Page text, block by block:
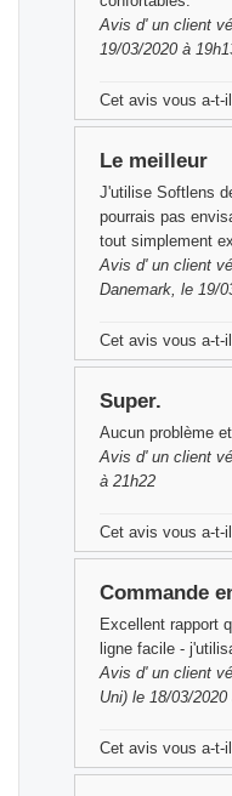
Avis d' un client
19/03/2020 à
Cet avis vous a-t-
Le meilleur
J'utilise Softlens
pourrais pas
tout simplement
Avis d' un client
Danemark, le 19/
Cet avis vous a-t-
Super.
Aucun problème
Avis d' un client
à 21h22
Cet avis vous a-t-
Commande
Excellent rapport
ligne facile -
Avis d' un client
Uni) le 18/03/2020
Cet avis vous a-t-